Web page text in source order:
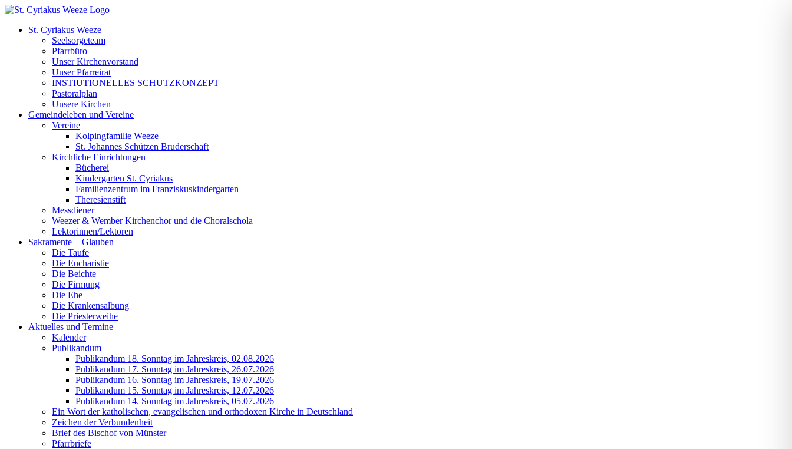
Zum
springenSt. Cyriakus Weeze
Seelsorgeteam
Pfarrbüro
Unser Kirchenvorstand
Unser Pfarreirat
INSTIUTIONELLES SCHUTZKONZEPT
Pastoralplan
Unsere Kirchen
Gemeindeleben und Vereine
Vereine
Kolpingfamilie Weeze
St. Johannes Schützen Bruderschaft
Kirchliche Einrichtungen
Bücherei
Kindergarten St. Cyriakus
Familienzentrum im Franziskuskindergarten
Theresienstift
Messdiener
Weezer & Wember Kirchenchor und die Choralschola
Lektorinnen/Lektoren
Sakramente + Glauben
Die Taufe
Die Eucharistie
Die Beichte
Die Firmung
Die Ehe
Die Krankensalbung
Die Priesterweihe
Aktuelles und Termine
Kalender
Publikandum
Publikandum 18. Sonntag im Jahreskreis, 02.08.2026
Publikandum 17. Sonntag im Jahreskreis, 26.07.2026
Publikandum 16. Sonntag im Jahreskreis, 19.07.2026
Publikandum 15. Sonntag im Jahreskreis, 12.07.2026
Publikandum 14. Sonntag im Jahreskreis, 05.07.2026
Ein Wort der katholischen, evangelischen und orthodoxen Kirche in Deutschland
Zeichen der Verbundenheit
Brief des Bischof von Münster
Pfarrbriefe